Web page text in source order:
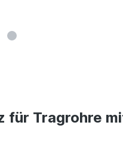
Tragrohre